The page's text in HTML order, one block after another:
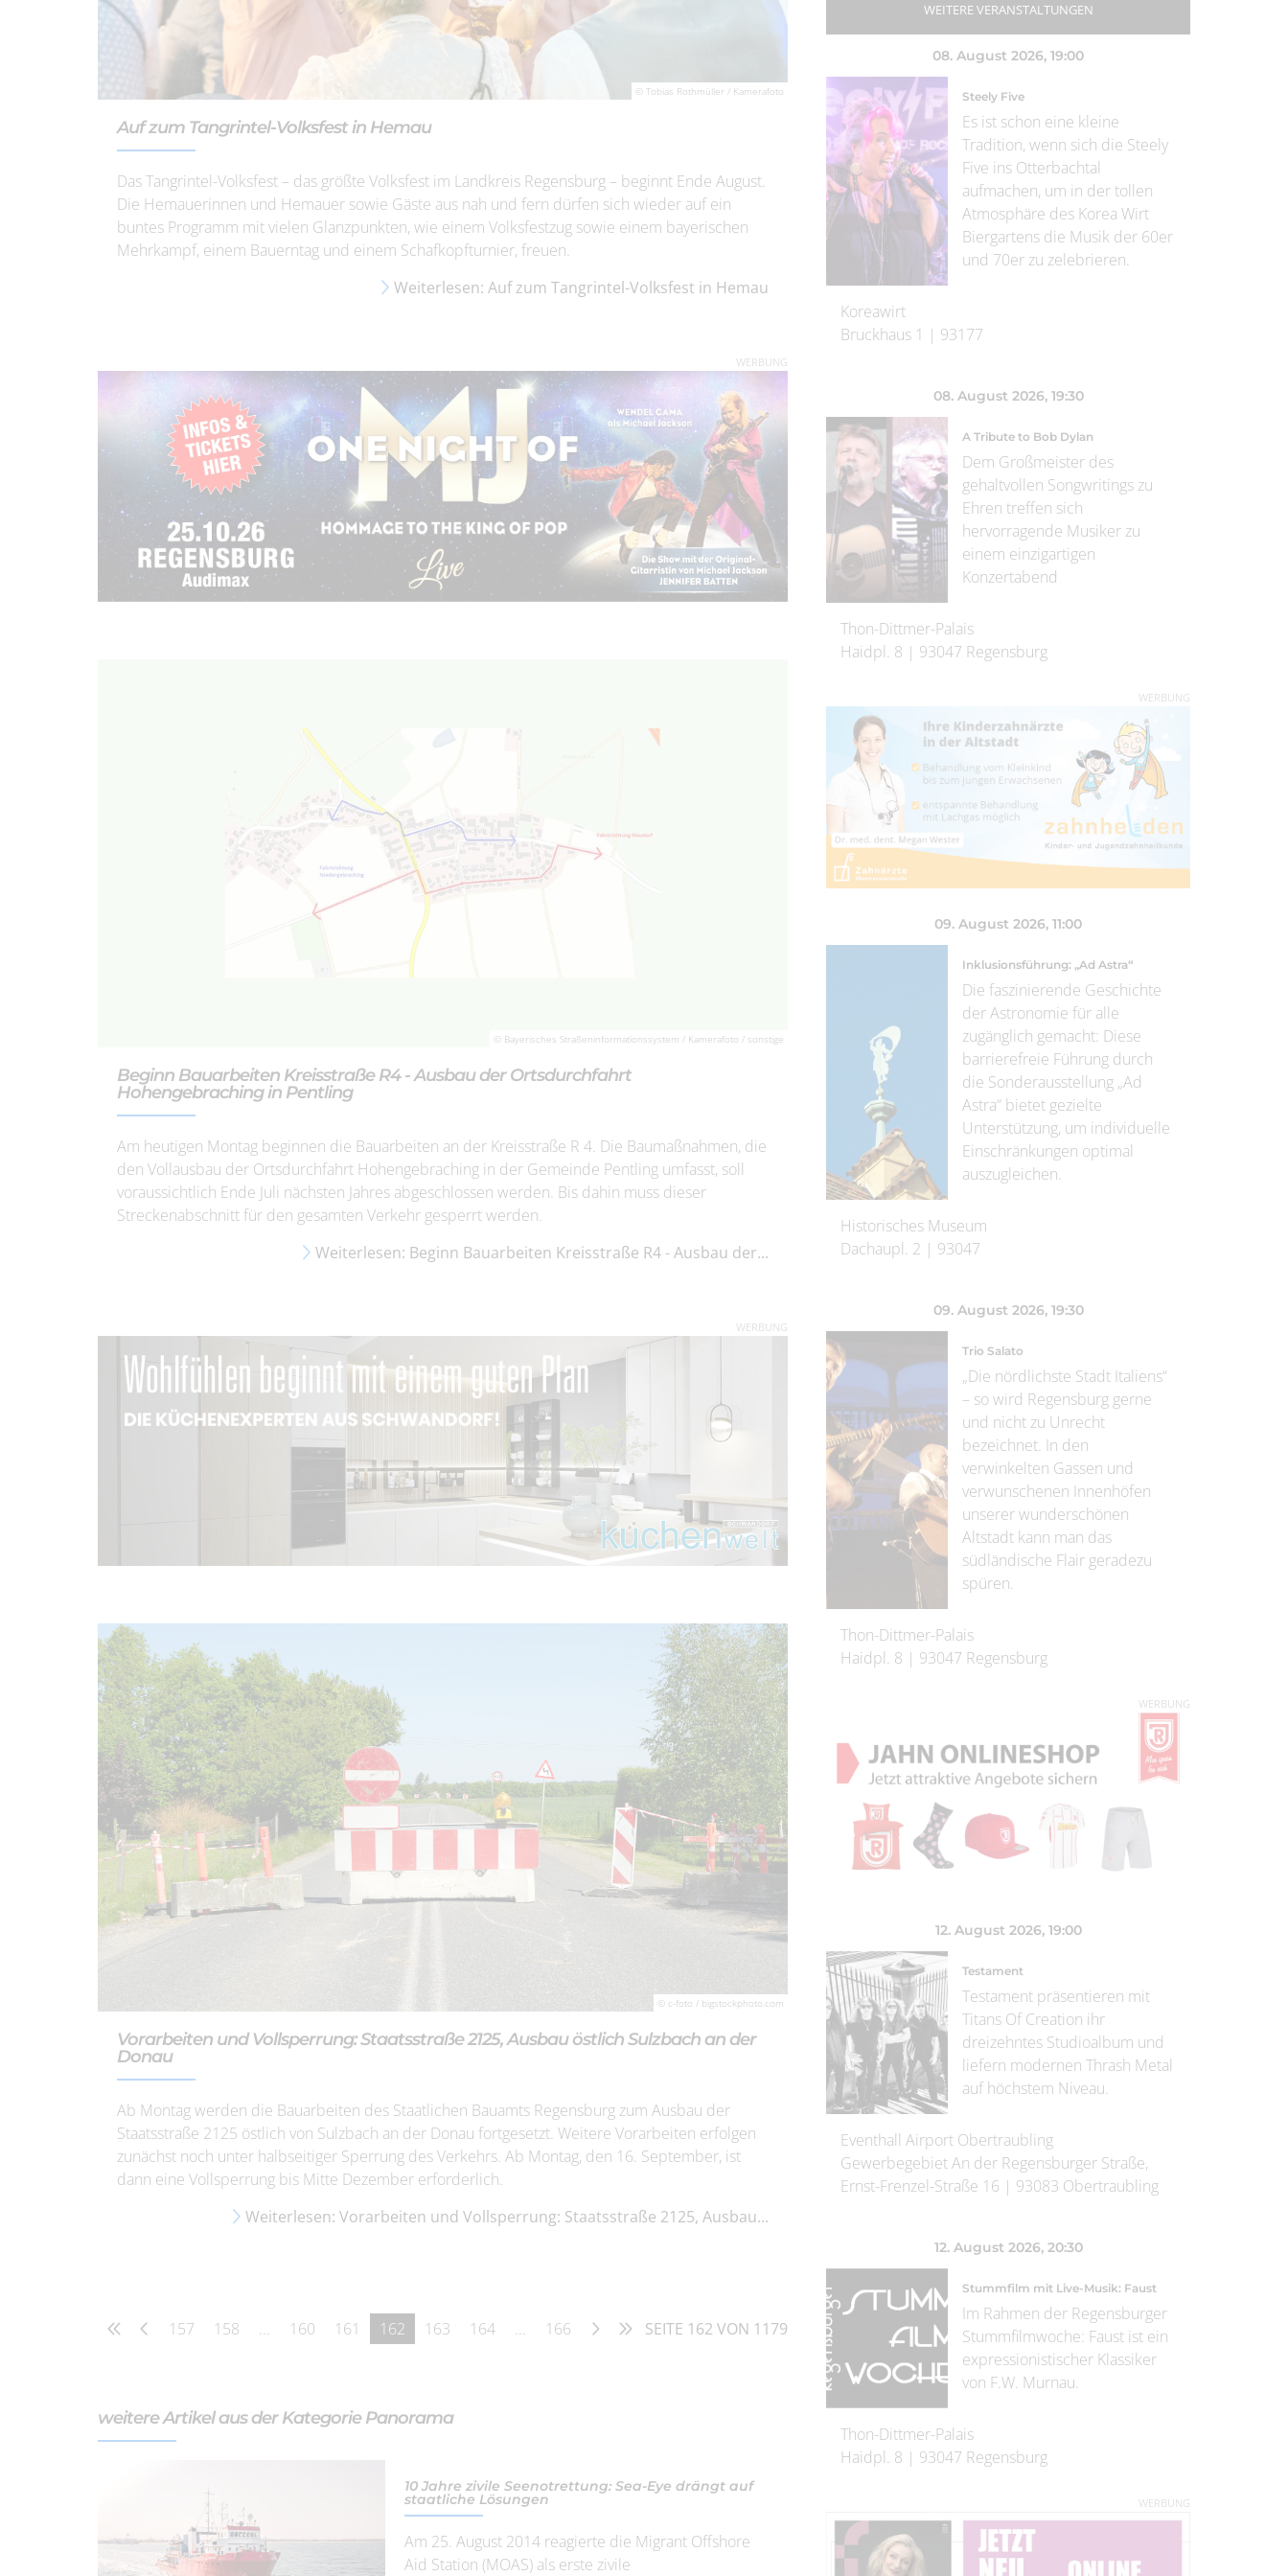
© Tobias Rothmüller / Kamerafoto
Auf zum Tangrintel-Volksfest in Hemau
Das Tangrintel-Volksfest – das größte Volksfest im Landkreis Regensburg – beginnt Ende August.
Die Hemauerinnen und Hemauer sowie Gäste aus nah und fern dürfen sich wieder auf ein
buntes Programm mit vielen Glanzpunkten, wie einem Volksfestzug sowie einem bayerischen
Mehrkampf, einem Bauerntag und einem Schafkopfturnier, freuen.
Weiterlesen: Auf zum Tangrintel-Volksfest in Hemau
WERBUNG
© Bayerisches Straßeninformationssystem / Kamerafoto / sonstige
Beginn Bauarbeiten Kreisstraße R4 - Ausbau der Ortsdurchfahrt
Hohengebraching in Pentling
Am heutigen Montag beginnen die Bauarbeiten an der Kreisstraße R 4. Die Baumaßnahmen, die
den Vollausbau der Ortsdurchfahrt Hohengebraching in der Gemeinde Pentling umfasst, soll
voraussichtlich Ende Juli nächsten Jahres abgeschlossen werden. Bis dahin muss dieser
Streckenabschnitt für den gesamten Verkehr gesperrt werden.
Weiterlesen: Beginn Bauarbeiten Kreisstraße R4 - Ausbau der...
WERBUNG
© c-foto / bigstockphoto.com
Vorarbeiten und Vollsperrung: Staatsstraße 2125, Ausbau östlich Sulzbach an der
Donau
Ab Montag werden die Bauarbeiten des Staatlichen Bauamts Regensburg zum Ausbau der
Staatsstraße 2125 östlich von Sulzbach an der Donau fortgesetzt. Weitere Vorarbeiten erfolgen
zunächst noch unter halbseitiger Sperrung des Verkehrs. Ab Montag, den 16. September, ist
dann eine Vollsperrung bis Mitte Dezember erforderlich.
Weiterlesen: Vorarbeiten und Vollsperrung: Staatsstraße 2125, Ausbau...
SEITE 162 VON 1179
157 158 ... 160 161 162 163 164 ... 166
weitere Artikel aus der Kategorie Panorama
10 Jahre zivile Seenotrettung: Sea-Eye drängt auf
staatliche Lösungen
Am 25. August 2014 reagierte die Migrant Offshore
Aid Station (MOAS) als erste zivile
WEITERE VERANSTALTUNGEN
08. August 2026, 19:00
Steely Five
Es ist schon eine kleine
Tradition, wenn sich die Steely
Five ins Otterbachtal
aufmachen, um in der tollen
Atmosphäre des Korea Wirt
Biergartens die Musik der 60er
und 70er zu zelebrieren.
Koreawirt
Bruckhaus 1 | 93177
08. August 2026, 19:30
A Tribute to Bob Dylan
Dem Großmeister des
gehaltvollen Songwritings zu
Ehren treffen sich
hervorragende Musiker zu
einem einzigartigen
Konzertabend
Thon-Dittmer-Palais
Haidpl. 8 | 93047 Regensburg
WERBUNG
09. August 2026, 11:00
Inklusionsführung: „Ad Astra“
Die faszinierende Geschichte
der Astronomie für alle
zugänglich gemacht: Diese
barrierefreie Führung durch
die Sonderausstellung „Ad
Astra“ bietet gezielte
Unterstützung, um individuelle
Einschränkungen optimal
auszugleichen.
Historisches Museum
Dachaupl. 2 | 93047
09. August 2026, 19:30
Trio Salato
„Die nördlichste Stadt Italiens“
– so wird Regensburg gerne
und nicht zu Unrecht
bezeichnet. In den
verwinkelten Gassen und
verwunschenen Innenhöfen
unserer wunderschönen
Altstadt kann man das
südländische Flair geradezu
spüren.
Thon-Dittmer-Palais
Haidpl. 8 | 93047 Regensburg
WERBUNG
12. August 2026, 19:00
Testament
Testament präsentieren mit
Titans Of Creation ihr
dreizehntes Studioalbum und
liefern modernen Thrash Metal
auf höchstem Niveau.
Eventhall Airport Obertraubling
Gewerbegebiet An der Regensburger Straße,
Ernst-Frenzel-Straße 16 | 93083 Obertraubling
12. August 2026, 20:30
Stummfilm mit Live-Musik: Faust
Im Rahmen der Regensburger
Stummfilmwoche: Faust ist ein
expressionistischer Klassiker
von F.W. Murnau.
Thon-Dittmer-Palais
Haidpl. 8 | 93047 Regensburg
WERBUNG